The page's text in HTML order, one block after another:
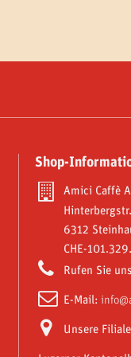
Shop-
Amici Caffè
6312
CHE-
Rufen Sie
E-Mail:
Unsere